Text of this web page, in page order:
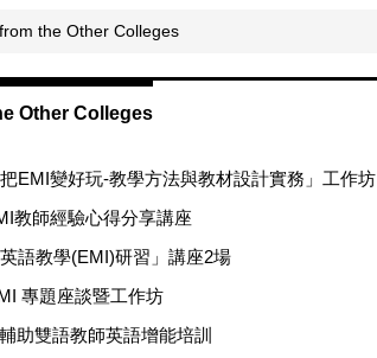
the Other Colleges
Other Colleges
EMI變好玩-教學方法與教材設計實務」工作坊
教師經驗心得分享講座
語教學(EMI)研習」講座2場
專題座談暨工作坊
助雙語教師英語增能培訓